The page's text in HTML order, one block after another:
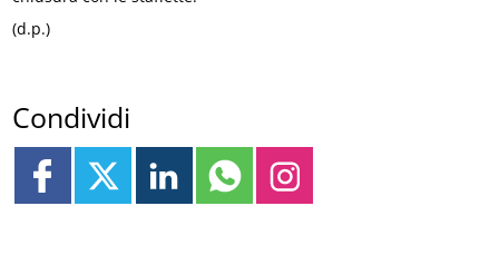
(d.p.)
Condividi